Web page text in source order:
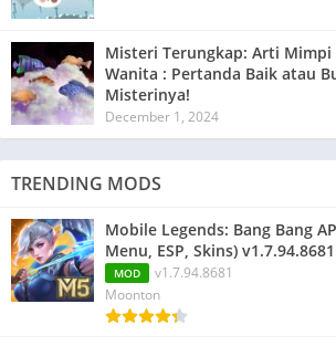
Misteri Terungkap: Arti
Wanita : Pertanda Baik atau
Misterinya!
December 1, 2024
TRENDING MODS
Mobile Legends: Bang Bang
Menu, ESP, Skins) v1.7.94.8681
MOD
v1.7.94.8681
Moonton